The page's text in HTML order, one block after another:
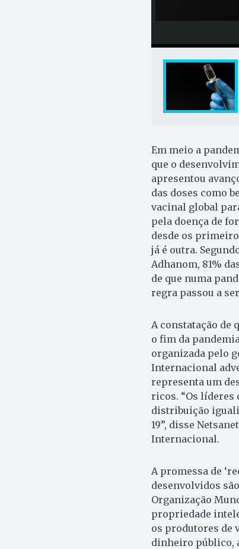
Em meio a
que o
apresentou
das doses como
vacinal global
pela doença de
desde os
já é outra.
Adhanom, 81%
de que numa
regra passou a
A constatação de
o fim da
organizada pelo
Internacional
representa um
ricos. “Os líderes
distribuição
19”, disse
Internacional.
A promessa de
desenvolvidos
Organização
propriedade
os produtores de
dinheiro público,